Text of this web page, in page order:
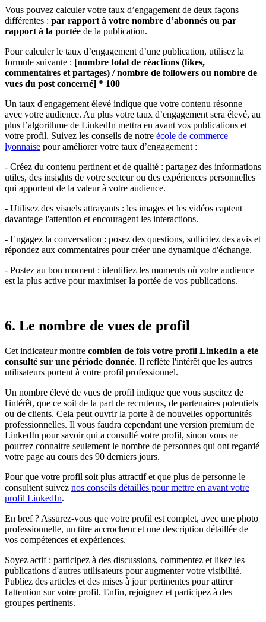
Vous pouvez calculer votre taux d’engagement de deux façons
différentes : par rapport à votre nombre d’abonnés ou par
rapport à la portée de la publication.
Pour calculer le taux d’engagement d’une publication, utilisez la
formule suivante : [nombre total de réactions (likes,
commentaires et partages) / nombre de followers ou nombre de
vues du post concerné] * 100
Un taux d'engagement élevé indique que votre contenu résonne
avec votre audience. Au plus votre taux d’engagement sera élevé, au
plus l’algorithme de LinkedIn mettra en avant vos publications et
votre profil. Suivez les conseils de notre école de commerce
lyonnaise pour améliorer votre taux d’engagement :
- Créez du contenu pertinent et de qualité : partagez des informations
utiles, des insights de votre secteur ou des expériences personnelles
qui apportent de la valeur à votre audience.
- Utilisez des visuels attrayants : les images et les vidéos captent
davantage l'attention et encouragent les interactions.
- Engagez la conversation : posez des questions, sollicitez des avis et
répondez aux commentaires pour créer une dynamique d'échange.
- Postez au bon moment : identifiez les moments où votre audience
est la plus active pour maximiser la portée de vos publications.
6. Le nombre de vues de profil
Cet indicateur montre combien de fois votre profil LinkedIn a été
consulté sur une période donnée. Il reflète l'intérêt que les autres
utilisateurs portent à votre profil professionnel.
Un nombre élevé de vues de profil indique que vous suscitez de
l'intérêt, que ce soit de la part de recruteurs, de partenaires potentiels
ou de clients. Cela peut ouvrir la porte à de nouvelles opportunités
professionnelles. Il vous faudra cependant une version premium de
LinkedIn pour savoir qui a consulté votre profil, sinon vous ne
pourrez connaitre seulement le nombre de personnes qui ont regardé
votre page au cours des 90 derniers jours.
Pour que votre profil soit plus attractif et que plus de personne le
consultent suivez nos conseils détaillés pour mettre en avant votre
profil LinkedIn.
En bref ? Assurez-vous que votre profil est complet, avec une photo
professionnelle, un titre accrocheur et une description détaillée de
vos compétences et expériences.
Soyez actif : participez à des discussions, commentez et likez les
publications d'autres utilisateurs pour augmenter votre visibilité.
Publiez des articles et des mises à jour pertinentes pour attirer
l'attention sur votre profil. Enfin, rejoignez et participez à des
groupes pertinents.